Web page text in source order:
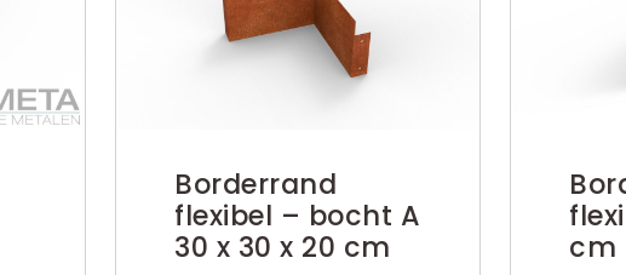
Borderrand
flexibel – bocht A
30 x 30 x 20 cm
cm